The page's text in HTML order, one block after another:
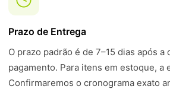
Prazo de Entrega
O prazo padrão é de 7–15 dias após
pagamento. Para itens em estoque, a
Confirmaremos o cronograma exato